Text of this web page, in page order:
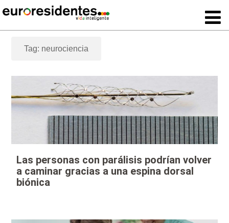
Tag: neurociencia
Las personas con parálisis podrían volver
a caminar gracias a una espina dorsal
biónica